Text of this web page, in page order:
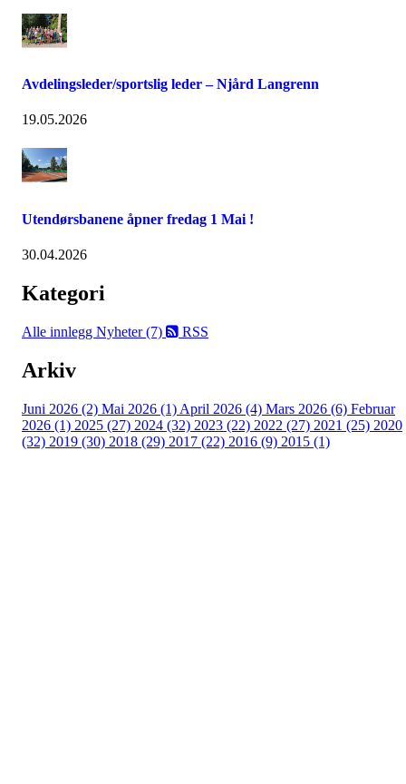
Avdelingsleder/sportslig leder – Njård Langrenn
19.05.2026
Utendørsbanene åpner fredag 1 Mai !
30.04.2026
Kategori
Alle innlegg Nyheter (7) RSS
Arkiv
Juni 2026 (2) Mai 2026 (1) April 2026 (4) Mars 2026 (6) Februar
2026 (1) 2025 (27) 2024 (32) 2023 (22) 2022 (27) 2021 (25) 2020
(32) 2019 (30) 2018 (29) 2017 (22) 2016 (9) 2015 (1)